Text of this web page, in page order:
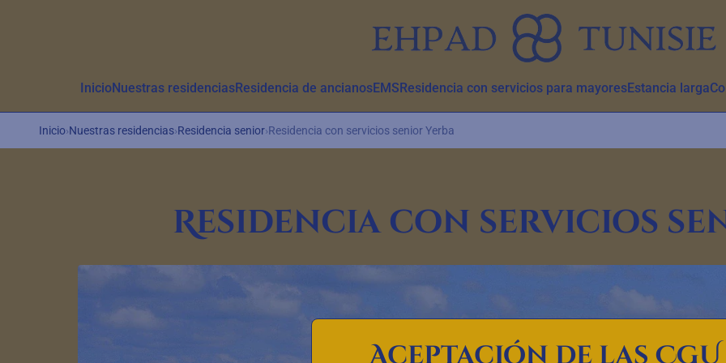
InicioNuestras residenciasResidencia de ancianosEMSResidencia con servicios para mayoresEstancia larga
Inicio›Nuestras residencias›Residencia senior›Residencia con servicios senior Yerba
Residencia con servicios